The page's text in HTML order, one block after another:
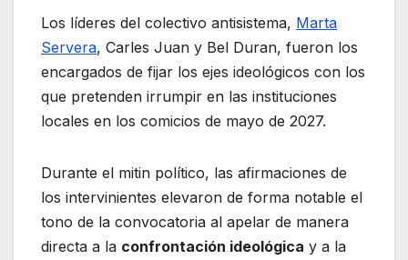
Los líderes del colectivo antisistema, Marta
Servera, Carles Juan y Bel Duran, fueron los
encargados de fijar los ejes ideológicos con los
que pretenden irrumpir en las instituciones
locales en los comicios de mayo de 2027.
Durante el mitin político, las afirmaciones de
los intervinientes elevaron de forma notable el
tono de la convocatoria al apelar de manera
directa a la confrontación ideológica y a la